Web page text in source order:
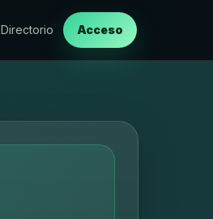
Directorio Acceso